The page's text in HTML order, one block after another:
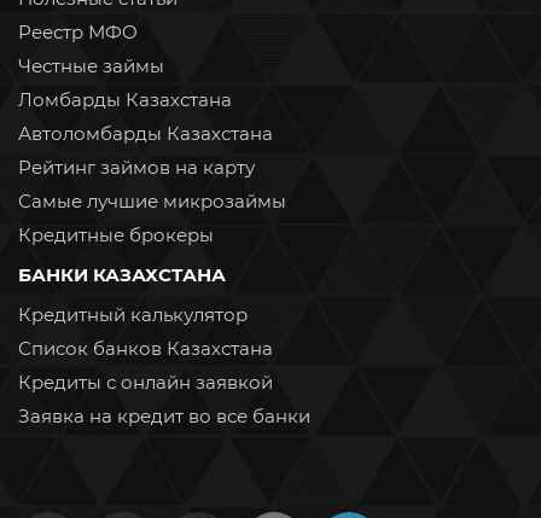
Реестр МФО
Честные займы
Ломбарды Казахстана
Автоломбарды Казахстана
Рейтинг займов на карту
Самые лучшие микрозаймы
Кредитные брокеры
БАНКИ КАЗАХСТАНА
Кредитный калькулятор
Список банков Казахстана
Кредиты с онлайн заявкой
Заявка на кредит во все банки